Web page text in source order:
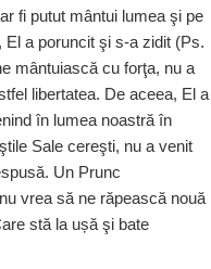
fi putut mântui lumea şi pe
a poruncit şi s-a zidit (Ps.
mântuiască cu forţa, nu a
libertatea. De aceea, El a
în lumea noastră în
Sale cereşti, nu a venit
Un Prunc
vrea să ne răpească nouă
stă la ușă şi bate